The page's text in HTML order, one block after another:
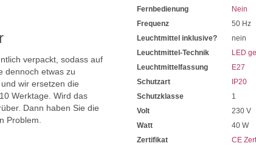
verpackt, sodass auf
dennoch etwas zu
wir ersetzen die
Werktage. Wird das
Dann haben Sie die
Problem.
Fernbedienung
Nein
Frequenz
50 Hz
Leuchtmittel inklusive?
nein
Leuchtmittel-Technik
LED
Leuchtmittelfassung
E27
Schutzart
IP20
Schutzklasse
1
Volt
230 V
Watt
40 W
Zertifikat
CE